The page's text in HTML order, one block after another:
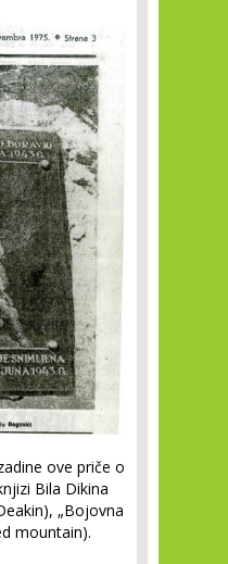
ove priče o
Bila Dikina
„Bojovna
mountain).